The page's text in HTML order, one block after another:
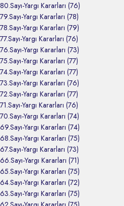
80.Sayı-Yargı Kararları (76)
79.Sayı-Yargı Kararları (78)
78.Sayı-Yargı Kararları (79)
77.Sayı-Yargı Kararları (76)
76.Sayı-Yargı Kararları (73)
75.Sayı-Yargı Kararları (77)
74.Sayı-Yargı Kararları (77)
73.Sayı-Yargı Kararları (76)
72.Sayı-Yargı Kararları (77)
71.Sayı-Yargı Kararları (76)
70.Sayı-Yargı Kararları (74)
69.Sayı-Yargı Kararları (74)
68.Sayı-Yargı Kararları (75)
67.Sayı-Yargı Kararları (73)
66.Sayı-Yargı Kararları (71)
65.Sayı-Yargı Kararları (75)
64.Sayı-Yargı Kararları (72)
63.Sayı-Yargı Kararları (75)